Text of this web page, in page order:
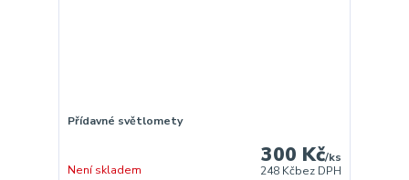
Přídavné světlomety
300 Kč/ks
248 Kčbez DPH
Není skladem